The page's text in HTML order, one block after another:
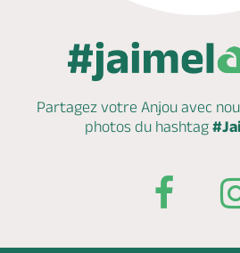
Partagez votre Anjou avec
photos du hashtag